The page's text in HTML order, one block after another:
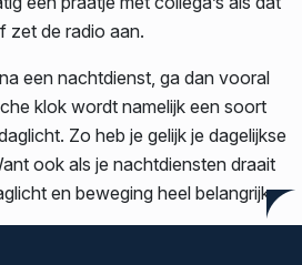
zet de radio aan.
een nachtdienst, ga dan vooral
klok wordt namelijk een soort
Zo heb je gelijk je dagelijkse
ook als je nachtdiensten draait
en beweging heel belangrijk.